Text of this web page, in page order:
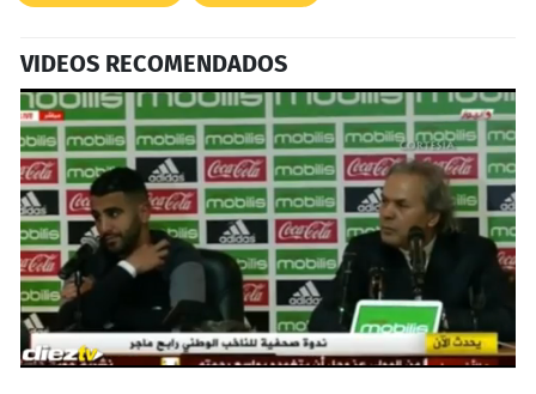
VIDEOS RECOMENDADOS